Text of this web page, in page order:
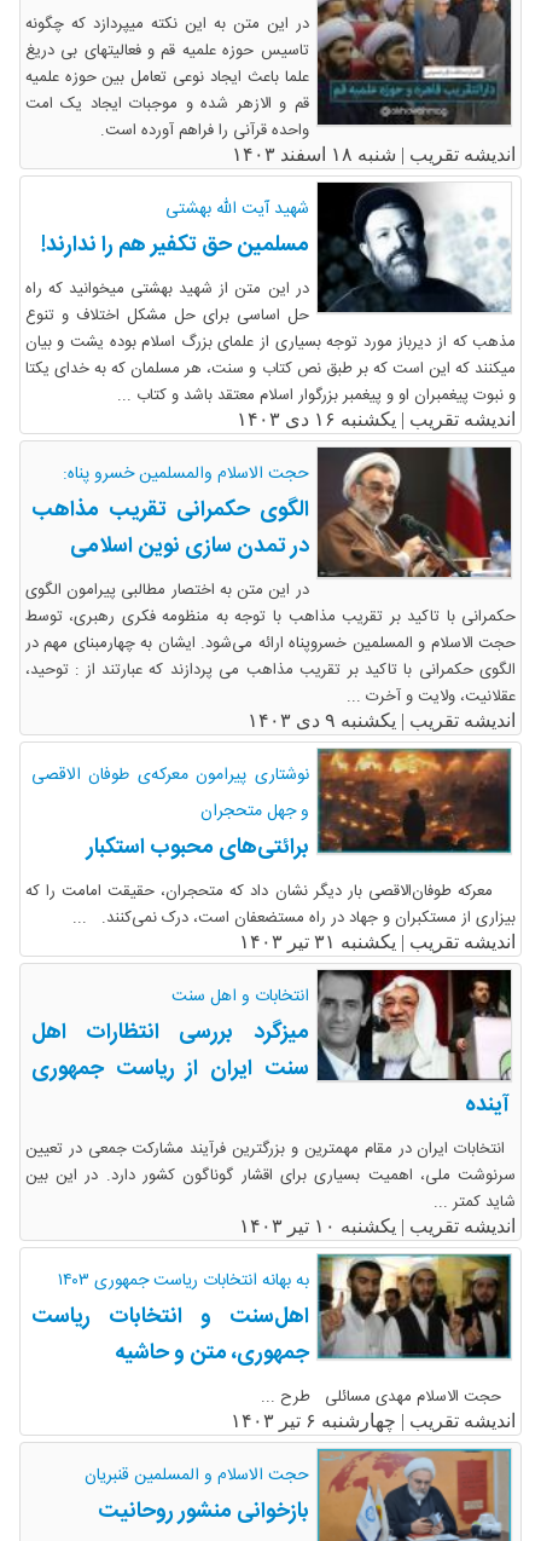
در این متن به این نکته میپردازد که چگونه
تاسیس حوزه علمیه قم و فعالیتهای بی دریغ
علما باعث ایجاد نوعی تعامل بین حوزه علمیه
قم و الازهر شده و موجبات ایجاد یک امت
واحده قرآنی را فراهم آورده است.
اندیشه تقریب | شنبه ۱۸ اسفند ۱۴۰۳
شهید آیت الله بهشتی
مسلمین حق تکفیر هم را ندارند!
در این متن از شهید بهشتی میخوانید که راه
حل اساسی برای حل مشکل اختلاف و تنوع
مذهب که از دیرباز مورد توجه بسیاری از علمای بزرگ اسلام بوده یشت و بیان
میکنند که این است که بر طبق نص کتاب و سنت، هر مسلمان که به خدای یکتا
و نبوت پیغمبران او و پیغمبر بزرگوار اسلام معتقد باشد و کتاب ...
اندیشه تقریب | یکشنبه ۱۶ دی ۱۴۰۳
حجت الاسلام والمسلمین خسرو پناه:
الگوی حکمرانی تقریب مذاهب
در تمدن سازی نوین اسلامی
در این متن به اختصار مطالبی پیرامون الگوی
حکمرانی با تاکید بر تقریب مذاهب با توجه به منظومه فکری رهبری، توسط
حجت الاسلام و المسلمین خسروپناه ارائه می‌شود. ایشان به چهارمبنای مهم در
الگوی حکمرانی با تاکید بر تقریب مذاهب می پردازند که عبارتند از : توحید،
عقلانیت، ولایت و آخرت ...
اندیشه تقریب | یکشنبه ۹ دی ۱۴۰۳
نوشتاری پیرامون معرکه‌ی طوفان الاقصی
و جهل متحجران
برائتی‌های محبوب استکبار
معرکه طوفان‌الاقصی بار دیگر نشان داد که متحجران، حقیقت امامت را که
بیزاری از مستکبران و جهاد در راه مستضعفان است، درک نمی‌کنند. ...
اندیشه تقریب | یکشنبه ۳۱ تیر ۱۴۰۳
انتخابات و اهل سنت
میزگرد بررسی انتظارات اهل
سنت ایران از ریاست جمهوری
آینده
انتخابات ایران در مقام مهمترین و بزرگترین فرآیند مشارکت جمعی در تعیین
سرنوشت ملی، اهمیت بسیاری برای اقشار گوناگون کشور دارد. در این بین
شاید کمتر ...
اندیشه تقریب | یکشنبه ۱۰ تیر ۱۴۰۳
به بهانه انتخابات ریاست جمهوری ۱۴۰۳
اهل‌سنت و انتخابات ریاست
جمهوری، متن و حاشیه
حجت الاسلام مهدی مسائلی طرح ...
اندیشه تقریب | چهارشنبه ۶ تیر ۱۴۰۳
حجت الاسلام و المسلمین قنبریان
بازخوانی منشور روحانیت